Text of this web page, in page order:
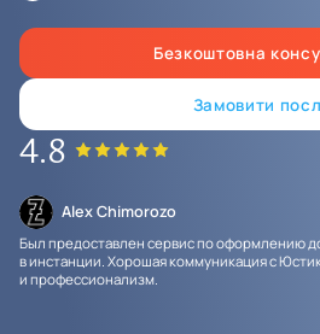
Безкоштовна
Замовити
4.8
Alex Chimorozo
Был предоставлен сервис по оформлению
в инстанции. Хорошая коммуникация с
и профессионализм.